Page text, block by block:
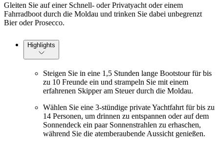
Gleiten Sie auf einer Schnell- oder Privatyacht oder einem
Fahrradboot durch die Moldau und trinken Sie dabei unbegrenzt
Bier oder Prosecco.
Highlights
Steigen Sie in eine 1,5 Stunden lange Bootstour für bis
zu 10 Freunde ein und strampeln Sie mit einem
erfahrenen Skipper am Steuer durch die Moldau.
Wählen Sie eine 3-stündige private Yachtfahrt für bis zu
14 Personen, um drinnen zu entspannen oder auf dem
Sonnendeck ein paar Sonnenstrahlen zu erhaschen,
während Sie die atemberaubende Aussicht genießen.